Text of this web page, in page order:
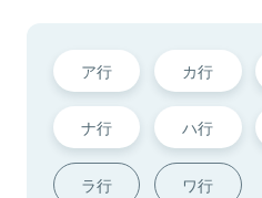
ア行 カ行
ナ行 ハ行
ラ行 ワ行